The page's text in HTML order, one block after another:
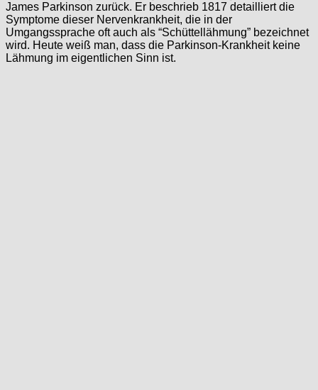
James Parkinson zurück. Er beschrieb 1817 detailliert die
Symptome dieser Nervenkrankheit, die in der
Umgangssprache oft auch als “Schüttellähmung” bezeichnet
wird. Heute weiß man, dass die Parkinson-Krankheit keine
Lähmung im eigentlichen Sinn ist.